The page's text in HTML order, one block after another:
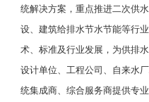
统解决方案，重点推进二次供
设、建筑给排水节水节能等行
术、标准及行业发展，为供排
设计单位、工程公司、自来水
统集成商、综合服务商提供专